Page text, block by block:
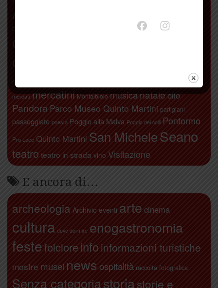
Artimino
biodistretto+ camminate
Carmignano
Comeana
libri
mercati mercatini Montalbiolo musicanataleolio
Pandora Parco Museo Quinto Martini partigiani
passeggiate poesia Poggio alla Malva Poggio dei colli Pontormo
Pro Loco Quinto Martini San MicheleSeano
teatro teatro in strada vino Visitazione
E ancora di…
archeologia Archivio eventi arte cinema
cultura dove dormire enogastronomia
festefolcloreinfo informazioni turistiche
mostre musei news ospitalità raccolta fotografica
Senza categoriastoriastorie e